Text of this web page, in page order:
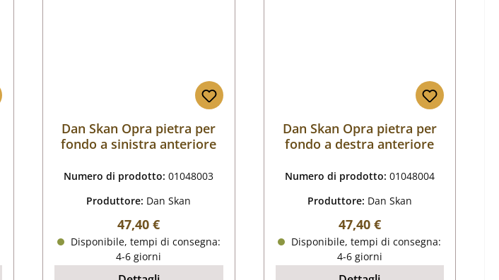
Dan Skan Opra pietra per
fondo a sinistra anteriore
Numero di prodotto:01048003
Produttore: Dan Skan
Prezzo normale:
47,40 €
Disponibile, tempi di consegna:
4-6 giorni
Dan Skan Opra pietra per
fondo a destra anteriore
Numero di prodotto: 01048004
Produttore: Dan Skan
Prezzo normale:
47,40 €
Disponibile, tempi di consegna:
4-6 giorni